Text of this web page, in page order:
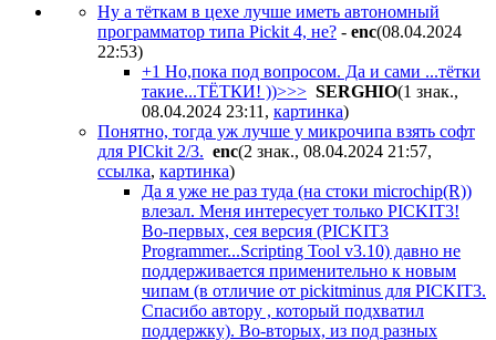
Ну а тёткам в цехе лучше иметь автономный
программатор типа Pickit 4, не? - enc(08.04.2024
22:53)
+1 Но,пока под вопросом. Да и сами ...тётки
такие...ТЁТКИ! ))>>> SERGHIO(1 знак.,
08.04.2024 23:11 , картинка)
Понятно, тогда уж лучше у микрочипа взять софт
для PICkit 2/3. enc(2 знак., 08.04.2024 21:57,
ссылка, картинка)
Да я уже не раз туда (на стоки microchip(R))
влезал. Меня интересует только PICKIT3!
Во-первых, сея версия (PICKIT3
Programmer...Scripting Tool v3.10) давно не
поддерживается применительно к новым
чипам (в отличие от pickitminus для PICKIT3.
Спасибо автору , который подхватил
поддержку). Во-вторых, из под разных